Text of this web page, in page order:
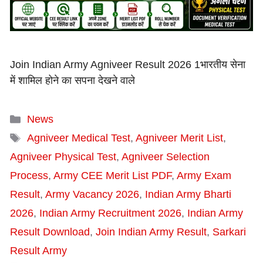
Join Indian Army Agniveer Result 2026 1भारतीय सेना
में शामिल होने का सपना देखने वाले
Categories
News
Tags
Agniveer Medical Test, Agniveer Merit List,
Agniveer Physical Test, Agniveer Selection
Process, Army CEE Merit List PDF, Army Exam
Result, Army Vacancy 2026, Indian Army Bharti
2026, Indian Army Recruitment 2026, Indian Army
Result Download, Join Indian Army Result, Sarkari
Result Army